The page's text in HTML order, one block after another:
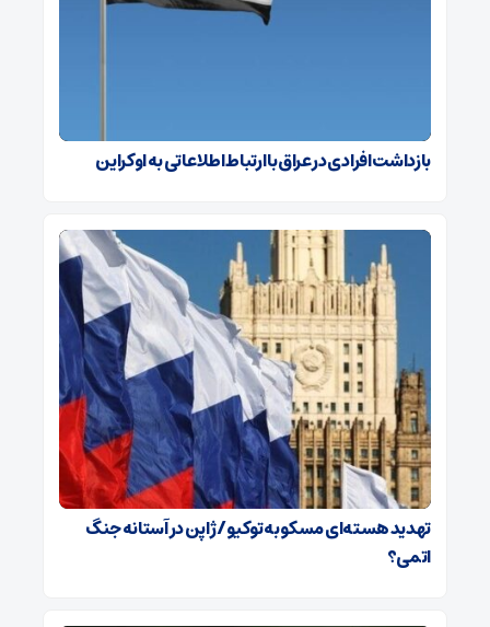
بازداشت افرادی در عراق با ارتباط اطلاعاتی به اوکراین
تهدید هسته‌ای مسکو به توکیو / ژاپن در آستانه جنگ
اتمی؟